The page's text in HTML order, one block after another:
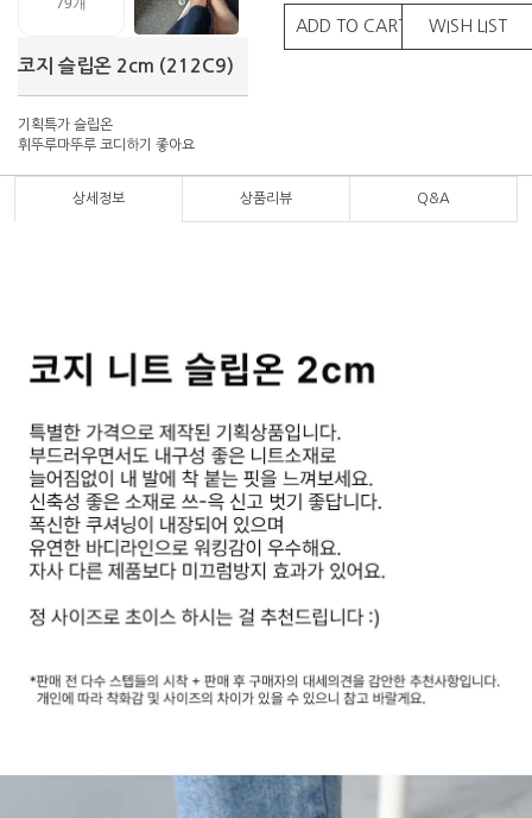
코지 슬립온 2cm (212C9)
기획특가 슬립온
휘뚜루마뚜루 코디하기 좋아요
ADD TO CART WISH LIST
상세정보 상품리뷰 Q&A